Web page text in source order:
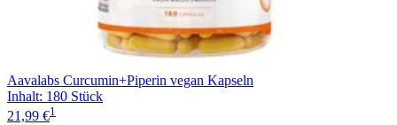
Aavalabs Curcumin+Piperin vegan Kapseln
Inhalt: 180 Stück
21,99 €1